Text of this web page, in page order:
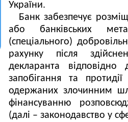
України.
Банк забезпечує
або банківських
(спеціального)
рахунку після
декларанта
запобігання та
одержаних злочинним
фінансуванню
(далі – законодавство у